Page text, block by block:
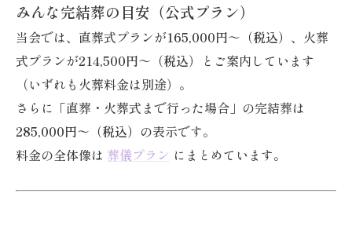
みんな完結葬の目安（公式プラン）
当会では、直葬式プランが165,000円～（税込） 、火葬
式プランが214,500円～（税込）
とご案内しています
（いずれも火葬料金は別途）。
さらに「直葬・火葬式まで行った場合」の完結葬は
285,000円～（税込） の表示です。
料金の全体像は 葬儀プラン にまとめています。